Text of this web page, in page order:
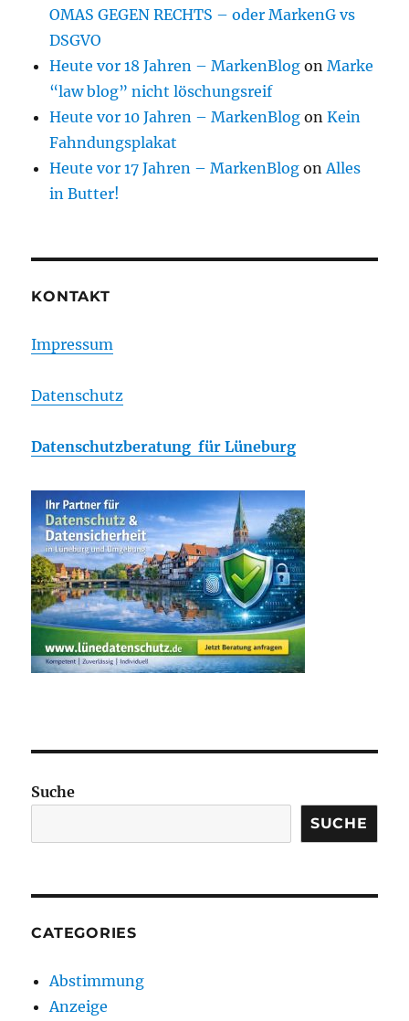
OMAS GEGEN RECHTS – oder MarkenG vs
DSGVO
Heute vor 18 Jahren – MarkenBlog onMarke
“law blog” nicht löschungsreif
Heute vor 10 Jahren – MarkenBlog onKein
Fahndungsplakat
Heute vor 17 Jahren – MarkenBlog onAlles
in Butter!
KONTAKT
Impressum
Datenschutz
Datenschutzberatung für Lüneburg
Suche
SUCHE
CATEGORIES
Abstimmung
Anzeige